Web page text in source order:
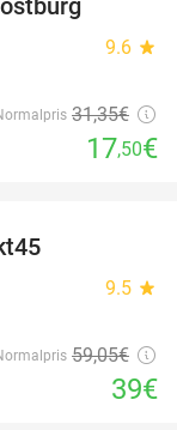
9.6 star
31,35€
17,50€
9.5 star
59,05€
39€